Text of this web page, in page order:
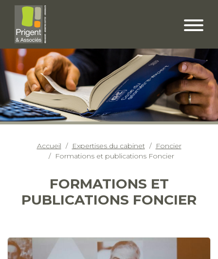
Accueil Expertises du cabinet
Foncier
Formations et publications Foncier
FORMATIONS ET
PUBLICATIONS FONCIER